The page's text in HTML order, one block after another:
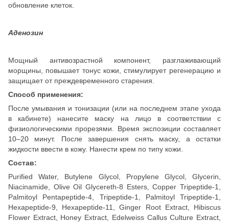
обновление клеток.
Аденозин
Мощный антивозрастной компонент, разглаживающий
морщины, повышает тонус кожи, стимулирует регенерацию и
защищает от преждевременного старения.
Способ применения:
После умывания и тонизации (или на последнем этапе ухода
в кабинете) нанесите маску на лицо в соответствии с
физиологическими прорезями. Время экспозиции составляет
10–20 минут. После завершения снять маску, а остатки
жидкости ввести в кожу. Нанести крем по типу кожи.
Состав:
Purified Water, Butylene Glycol, Propylene Glycol, Glycerin,
Niacinamide, Olive Oil Glycereth-8 Esters, Copper Tripeptide-1,
Palmitoyl Pentapeptide-4, Tripeptide-1, Palmitoyl Tripeptide-1,
Hexapeptide-9, Hexapeptide-11, Ginger Root Extract, Hibiscus
Flower Extract, Honey Extract, Edelweiss Callus Culture Extract,